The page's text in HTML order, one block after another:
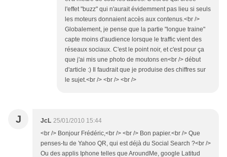
l'effet "buzz" qui n'aurait évidemment pas lieu si seuls
les moteurs donnaient accès aux contenus.<br />
Globalement, je pense que la partie "longue traine"
capte moins d'audience lorsque le traffic vient des
réseaux sociaux. C'est le point noir, et c'est pour ça
que j'ai mis une photo de moutons en<br /> début
d'article :) Il faudrait que je produise des chiffres sur
le sujet.<br /> <br /> <br />
J JcL 25/01/2010 15:44
<br /> Bonjour Frédéric,<br /> <br /> Bon papier.<br /> Que
penses-tu de Yahoo QR, qui est déjà du Social Search ?<br />
Ou des applis Iphone telles que AroundMe, google Latitud